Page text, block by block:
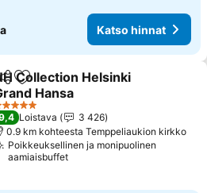
Katso hinnat
Lisää suosikkeihin
Collection Helsinki
Hansa
hinnat
Tähtiluokitus
Loistava
3 426
0.9 km kohteesta Temppeliaukion kirkko
Poikkeuksellinen ja monipuolinen
aamiaisbuffet